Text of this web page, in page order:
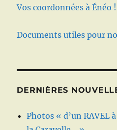
Vos coordonnées à Énéo !
Documents utiles pour
DERNIÈRES
Photos « d’un RAVEL